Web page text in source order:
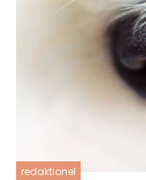
redaktionel